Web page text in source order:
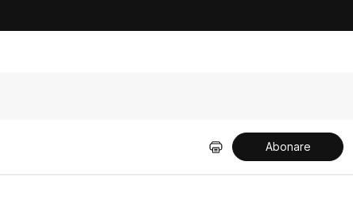
Abonare